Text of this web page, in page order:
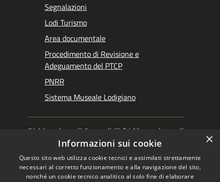
Segnalazioni
Lodi Turismo
Area documentale
Procedimento di Revisione e
Adeguamento del PTCP
PNRR
Sistema Museale Lodigiano
Dichiarazione di Accessibilità | Meccanismo di
Feedback|Obiettivi accessibilità ×
Informazioni sui cookie
Questo sito web utilizza cookie tecnici e assimilati strettamente
necessari al corretto funzionamento e alla navigazione del sito,
nonché un cookie tecnico analitico al solo fine di elaborare